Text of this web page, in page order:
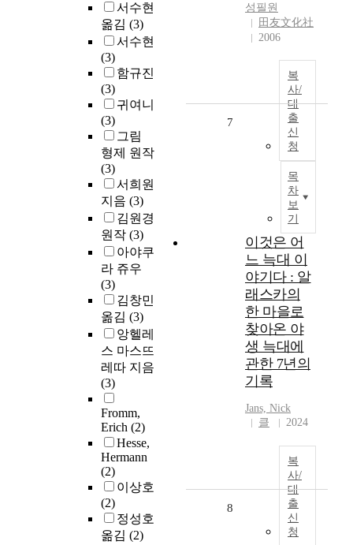
서수현
옮김 (3)
서수현
(3)
함규진
(3)
귀여니
(3)
그림
형제 원작
(3)
서희원
지음 (3)
김원경
원작 (3)
아야쿠
라 쥬우
(3)
김창민
옮김 (3)
앙헬레
스 마스뜨
레따 지음
(3)
Fromm,
Erich (2)
Hesse,
Hermann
(2)
이상호
(2)
정성호
옮김 (2)
성필원
田友文化社
2006
복
사/
대
출
신
청
목
차
보
기
7
이것은 어
느 늑대 이
야기다 : 알
래스카의
한 마을로
찾아온 야
생 늑대에
관한 7년의
기록
Jans, Nick
클
2024
복
사/
대
출
신
청
8